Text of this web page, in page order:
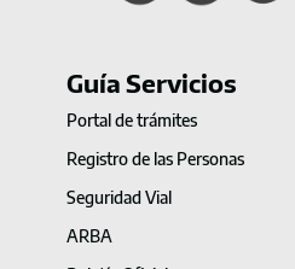
Guía Servicios
Portal de trámites
Registro de las Personas
Seguridad Vial
ARBA